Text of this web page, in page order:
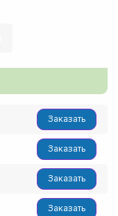
Заказать
Заказать
Заказать
Заказать